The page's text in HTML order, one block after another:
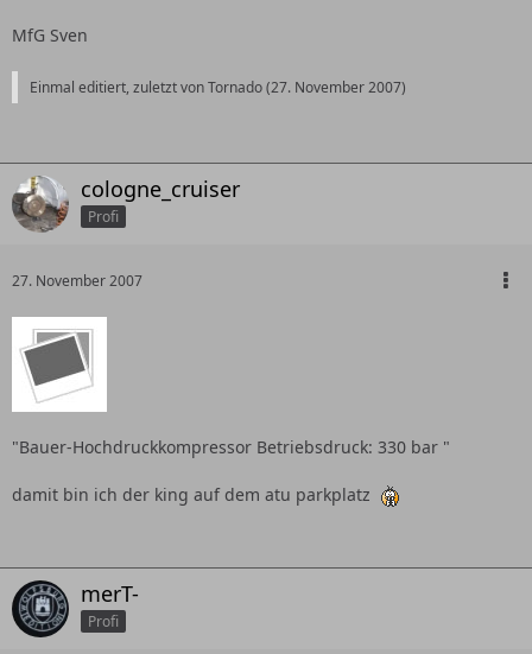
MfG Sven
Einmal editiert, zuletzt von Tornado (27. November 2007)
cologne_cruiser
Profi
27. November 2007
"Bauer-Hochdruckkompressor Betriebsdruck: 330 bar "
damit bin ich der king auf dem atu parkplatz
merT-
Profi